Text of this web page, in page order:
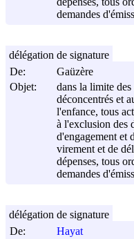
demandes
De:
Gaüzère
Objet:
dans la limite
déconcentrés et
l'enfance, tous
à l'exclusion des
d'engagement et
virement et de
dépenses, tous
demandes
délégation de signature
De:
Hayat
délégation de signature